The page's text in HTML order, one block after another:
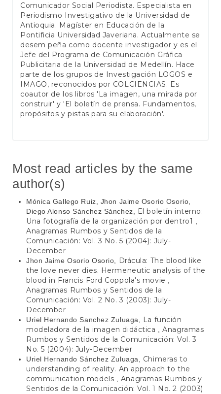
Comunicador Social Periodista. Especialista en
Periodismo Investigativo de la Universidad de
Antioquia. Magíster en Educación de la
Pontificia Universidad Javeriana. Actualmente se
desem peña como docente investigador y es el
Jefe del Programa de Comunicación Gráfica
Publicitaria de la Universidad de Medellín. Hace
parte de los grupos de Investigación LOGOS e
IMAGO, reconocidos por COLCIENCIAS. Es
coautor de los libros 'La imagen, una mirada por
construir' y 'El boletín de prensa. Fundamentos,
propósitos y pistas para su elaboración'.
Most read articles by the same
author(s)
Mónica Gallego Ruiz, Jhon Jaime Osorio Osorio,
Diego Alonso Sánchez Sánchez, El boletín interno:
Una fotografía de la organización por dentro1 ,
Anagramas Rumbos y Sentidos de la
Comunicación: Vol. 3 No. 5 (2004): July-
December
Jhon Jaime Osorio Osorio,
Drácula: The blood like
the love never dies. Hermeneutic analysis of the
blood in Francis Ford Coppola's movie ,
Anagramas Rumbos y Sentidos de la
Comunicación: Vol. 2 No. 3 (2003): July-
December
Uriel Hernando Sanchez Zuluaga, La función
modeladora de la imagen didáctica ,Anagramas
Rumbos y Sentidos de la Comunicación: Vol. 3
No. 5 (2004): July-December
Uriel Hernando Sánchez Zuluaga, Chimeras to
understanding of reality. An approach to the
communication models , Anagramas Rumbos y
Sentidos de la Comunicación: Vol. 1 No. 2 (2003)